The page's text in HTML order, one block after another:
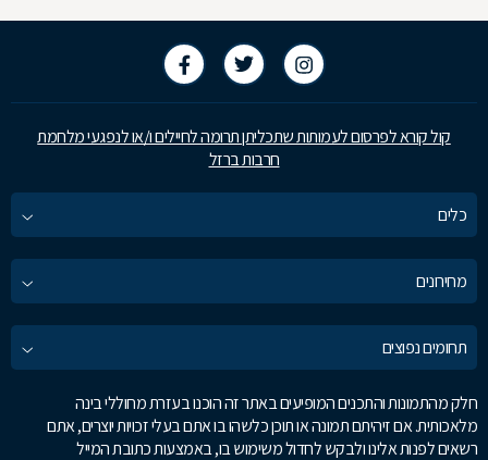
קול קורא לפרסום לעמותות שתכליתן תרומה לחיילים ו/או לנפגעי מלחמת
חרבות ברזל
כלים
מחירונים
תחומים נפוצים
חלק מהתמונות והתכנים המופיעים באתר זה הוכנו בעזרת מחוללי בינה
מלאכותית. אם זיהיתם תמונה או תוכן כלשהו בו אתם בעלי זכויות יוצרים, אתם
רשאים לפנות אלינו ולבקש לחדול משימוש בו, באמצעות כתובת המייל